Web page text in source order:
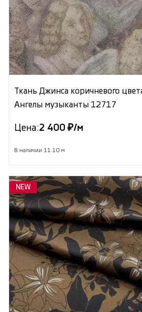
Ткань Джинса коричневого
Ангелы музыканты 12717
Цена:2 400 ₽/м
В наличии 11.10 м
NEW